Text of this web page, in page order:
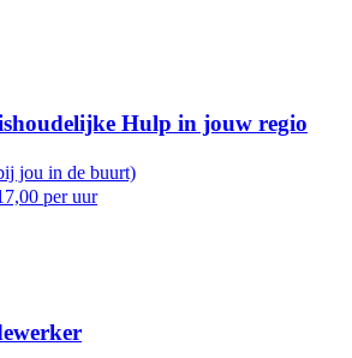
Hulp in jouw regio
jou in de buurt)
per uur